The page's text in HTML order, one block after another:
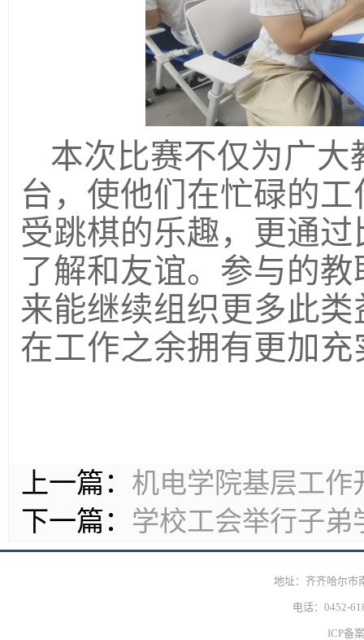
本次比赛不仅为广
台，使他们在忙碌的
受跳棋的乐趣 ，
更通
了解和友谊。参与的
来能继续组织更多此
在工作之余拥有更加
上一篇： 机电学院基层工作
下一篇： 学校工会举行子弟
地址：齐齐哈尔市
电话：0452-
ICP备